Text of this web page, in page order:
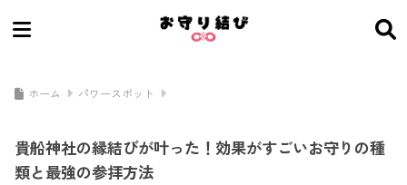
ホーム パワースポット
貴船神社の縁結びが叶った！効果がすごいお守りの種
類と最強の参拝方法